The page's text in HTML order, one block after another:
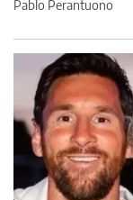
Pablo Perantuono